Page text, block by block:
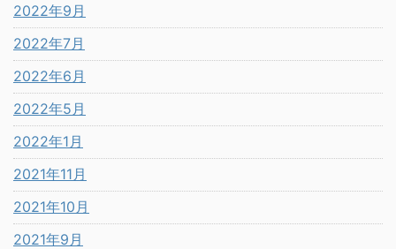
2022年9月
2022年7月
2022年6月
2022年5月
2022年1月
2021年11月
2021年10月
2021年9月